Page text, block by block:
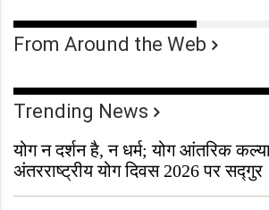
From Around the Web
Trending News
योग न दर्शन है, न धर्म; योग आंतरिक
अंतरराष्ट्रीय योग दिवस 2026 पर सद्गुर